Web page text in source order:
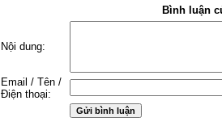
Bình luận
Nội dung:
Email / Tên /
Điện thoại: